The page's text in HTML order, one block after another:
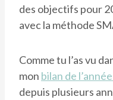
des objectifs pour
avec la méthode
Comme tu l’as vu
mon bilan de
depuis plusieurs